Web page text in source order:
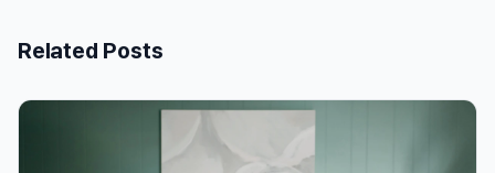
Related Posts